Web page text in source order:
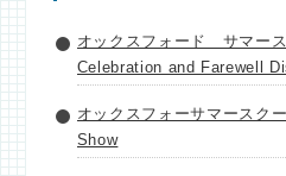
オックスフォード サマー
Celebration and Farewell
オックスフォーサマース
Show